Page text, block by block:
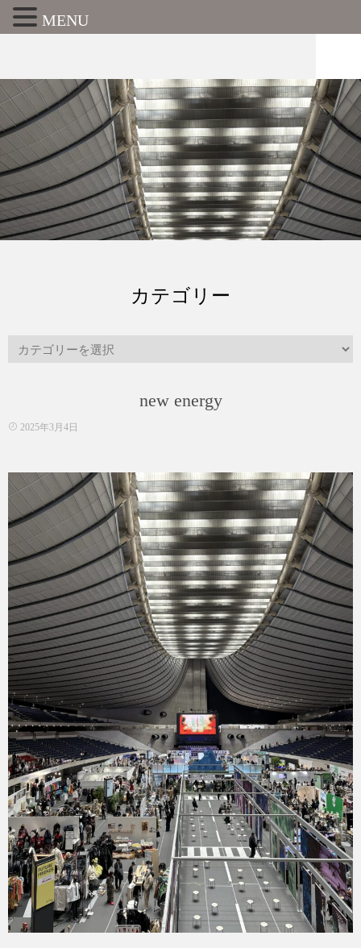
カテゴリー
new energy
2025年3月4日
MENU